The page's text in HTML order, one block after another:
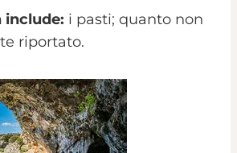
include: i pasti; quanto non
riportato.